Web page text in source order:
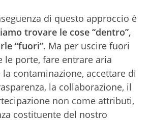
di questo approccio è
trovare le cose “dentro”,
“fuori”. Ma per uscire fuori
le porte, fare entrare aria
la contaminazione, accettare di
la collaborazione, il
non come attributi,
costituente del nostro